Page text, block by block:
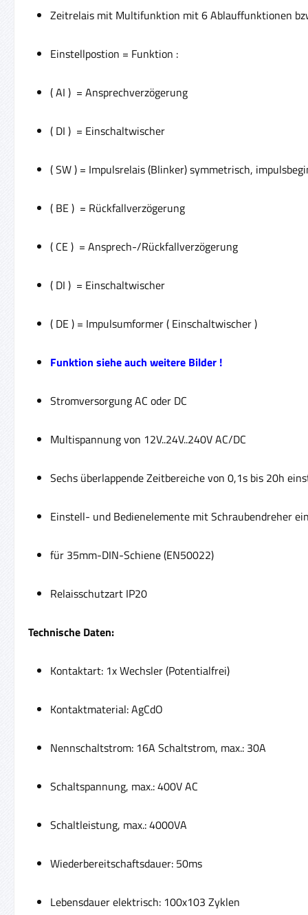
Zeitrelais mit Multifunktion mit 6 Ablauffunktionen
Einstellpostion = Funktion :
( AI ) = Ansprechverzögerung
( DI ) = Einschaltwischer
( SW ) = Impulsrelais (Blinker) symmetrisch,
( BE ) = Rückfallverzögerung
( CE ) = Ansprech-/Rückfallverzögerung
( DI ) = Einschaltwischer
( DE ) = Impulsumformer ( Einschaltwischer )
Funktion siehe auch weitere Bilder !
Stromversorgung AC oder DC
Multispannung von 12V..24V..240V AC/DC
Sechs überlappende Zeitbereiche von 0,1s bis 20h
Einstell- und Bedienelemente mit Schraubendreher
für 35mm-DIN-Schiene (EN50022)
Relaisschutzart IP20
Technische Daten:
Kontaktart: 1x Wechsler(Potentialfrei)
Kontaktmaterial: AgCdO
Nennschaltstrom: 16A Schaltstrom, max.: 30A
Schaltspannung, max.: 400V AC
Schaltleistung, max.: 4000VA
Wiederbereitschaftsdauer: 50ms
Lebensdauer elektrisch: 100x103 Zyklen